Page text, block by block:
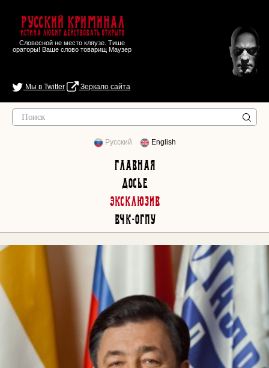
Русский Криминал
Истина любит действовать открыто
Словесной не место кляузе. Тише
ораторы! Ваше слово товарищ Маузер
Мы в Twitter Зеркало сайта
Русский English
Главная
Досье
Эксклюзив
ВЧК-ОГПУ